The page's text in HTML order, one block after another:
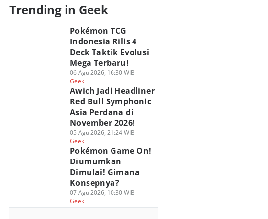
Trending in Geek
Pokémon TCG
Indonesia Rilis 4
Deck Taktik Evolusi
Mega Terbaru!
06 Agu 2026, 16:30 WIB
Geek
Awich Jadi Headliner
Red Bull Symphonic
Asia Perdana di
November 2026!
05 Agu 2026, 21:24 WIB
Geek
Pokémon Game On!
Diumumkan
Dimulai! Gimana
Konsepnya?
07 Agu 2026, 10:30 WIB
Geek